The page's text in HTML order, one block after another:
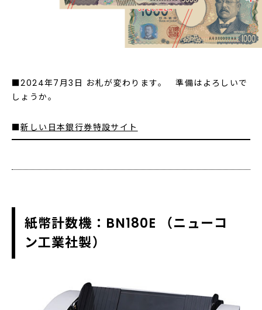
■2024年7月3日 お札が変わります。 準備はよろしいで
しょうか。
■新しい日本銀行券特設サイト
紙幣計数機：BN180E （ニューコ
ン工業社製）